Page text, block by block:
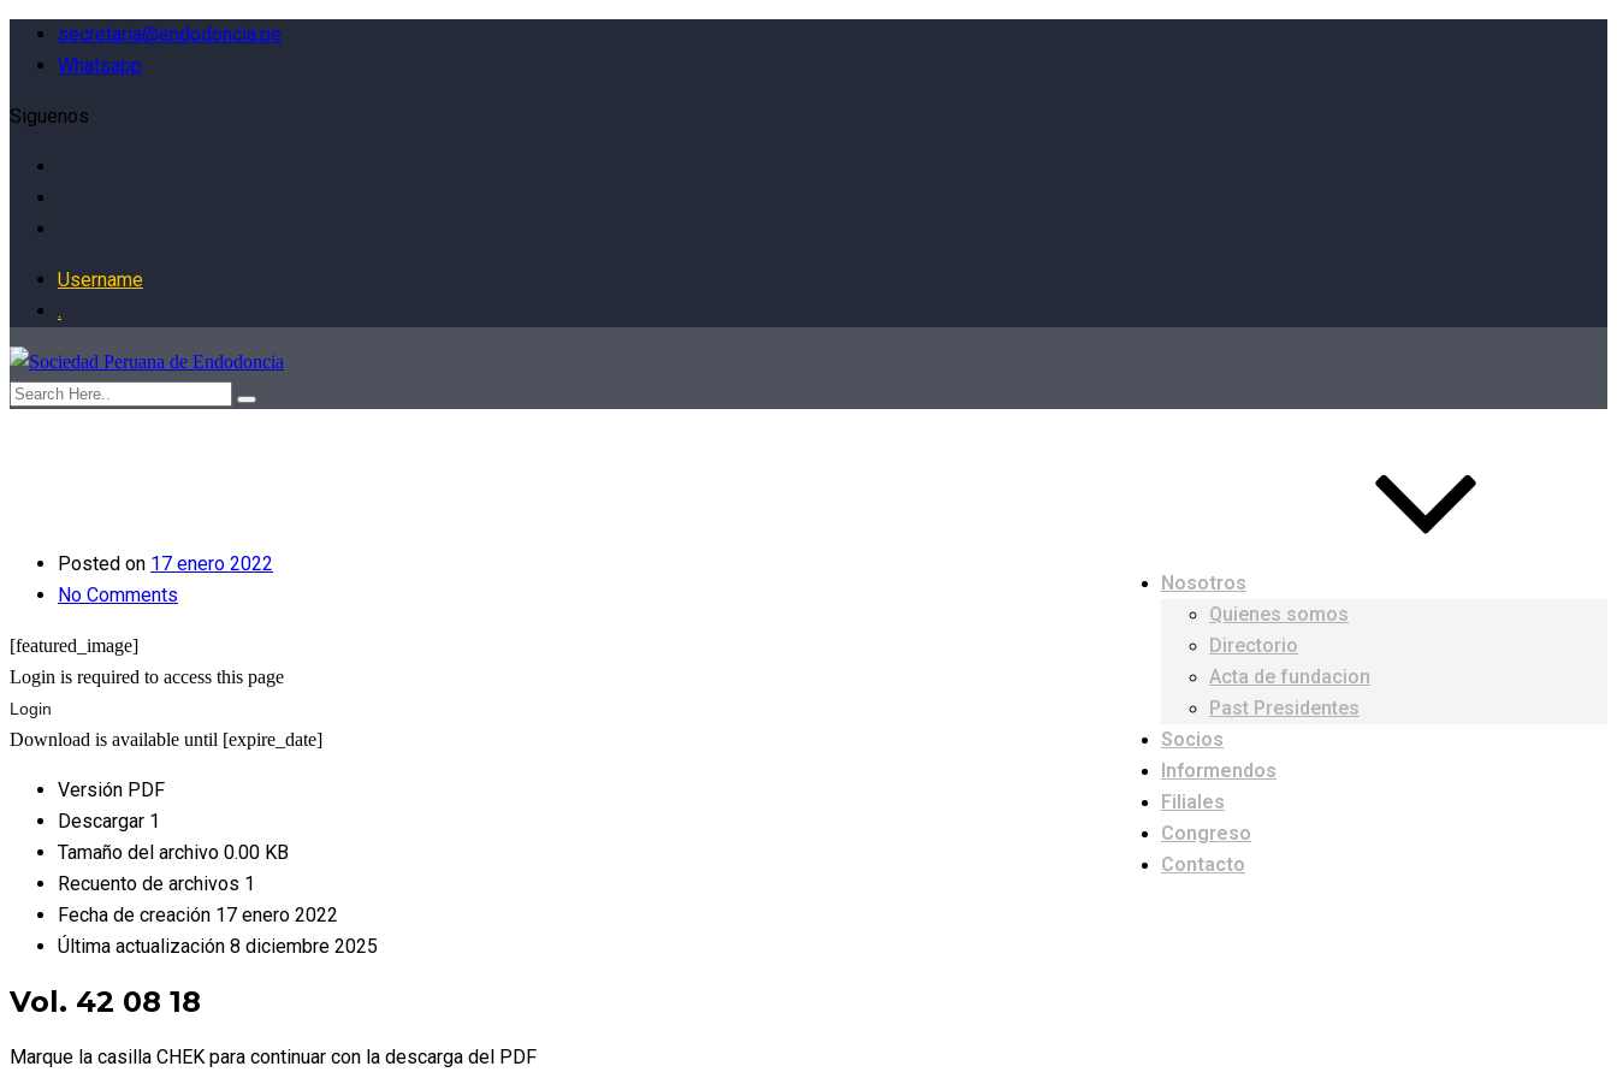
secretaria@endodoncia.pe
Whatsapp
Siguenos
Username
.
Nosotros
Quienes somos
Directorio
Acta de fundacion
Past Presidentes
Socios
Informendos
Filiales
Congreso
Contacto
Posted on 17 enero 2022
No Comments
[featured_image]
Login is required to access this page
Login
Download is available until [expire_date]
Versión PDF
Descargar 1
Tamaño del archivo 0.00 KB
Recuento de archivos 1
Fecha de creación 17 enero 2022
Última actualización 8 diciembre 2025
Vol. 42 08 18
Marque la casilla CHEK para continuar con la descarga del PDF